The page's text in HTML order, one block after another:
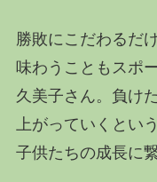
勝敗にこだわるだ
味わうこともスポ
久美子さん。負け
上がっていくとい
子供たちの成長に